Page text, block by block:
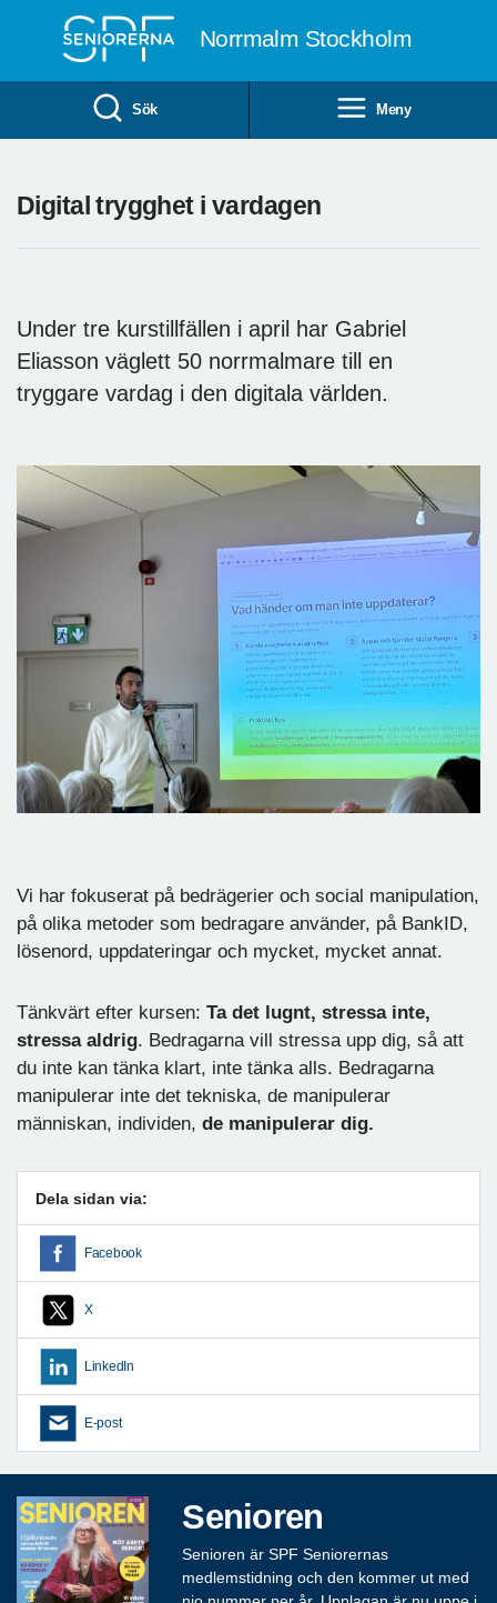
Norrmalm Stockholm
Sök Meny
Digital trygghet i vardagen
Under tre kurstillfällen i april har Gabriel
Eliasson väglett 50 norrmalmare till en
tryggare vardag i den digitala världen.
Vi har fokuserat på bedrägerier och social manipulation,
på olika metoder som bedragare använder, på BankID,
lösenord, uppdateringar och mycket, mycket annat.
Tänkvärt efter kursen: Ta det lugnt, stressa inte,
stressa aldrig. Bedragarna vill stressa upp dig, så att
du inte kan tänka klart, inte tänka alls. Bedragarna
manipulerar inte det tekniska, de manipulerar
människan, individen, de manipulerar dig.
Dela sidan via:
Facebook
X
LinkedIn
E-post
Senioren
Senioren är SPF Seniorernas
medlemstidning och den kommer ut med